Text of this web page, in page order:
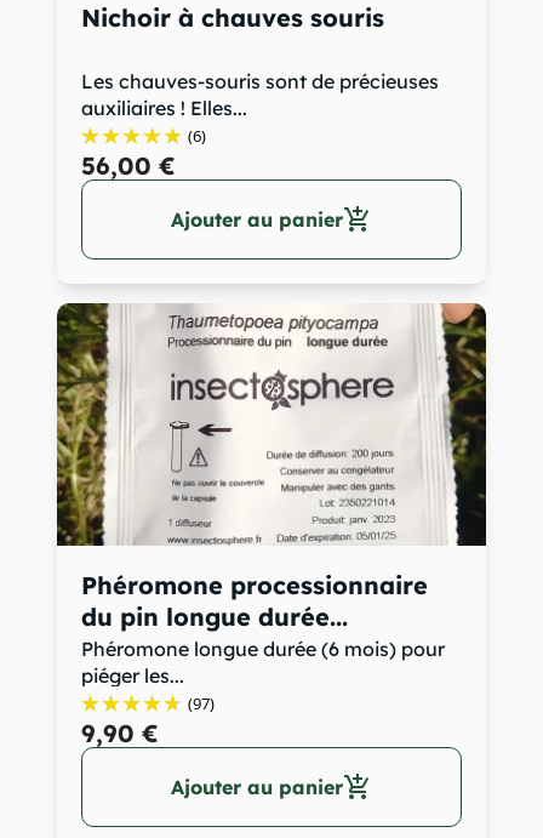
Nichoir à chauves souris
Les chauves-souris sont de précieuses
auxiliaires ! Elles...
(6)
56,00 €
Ajouter au panieradd_shopping_cart
Phéromone processionnaire
du pin longue durée...
Phéromone longue durée (6 mois) pour
piéger les...
(97)
9,90 €
Ajouter au panieradd_shopping_cart